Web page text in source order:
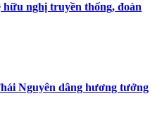
nghị truyền thống, đoàn
Nguyên dâng hương tưởng